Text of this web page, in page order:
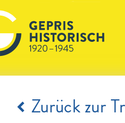
Zurück zur